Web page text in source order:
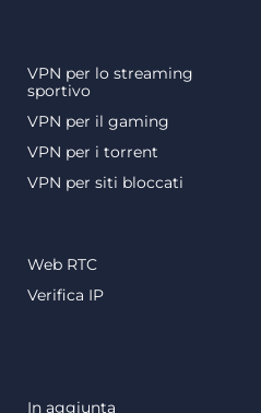
VPN per lo streaming
sportivo
VPN per il gaming
VPN per i torrent
VPN per siti bloccati
In aggiunta
Web RTC
Verifica IP